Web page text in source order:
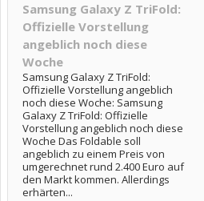
Samsung Galaxy Z TriFold:
Offizielle Vorstellung
angeblich noch diese
Woche
Samsung Galaxy Z TriFold:
Offizielle Vorstellung angeblich
noch diese Woche: Samsung
Galaxy Z TriFold: Offizielle
Vorstellung angeblich noch diese
Woche Das Foldable soll
angeblich zu einem Preis von
umgerechnet rund 2.400 Euro auf
den Markt kommen. Allerdings
erhärten...